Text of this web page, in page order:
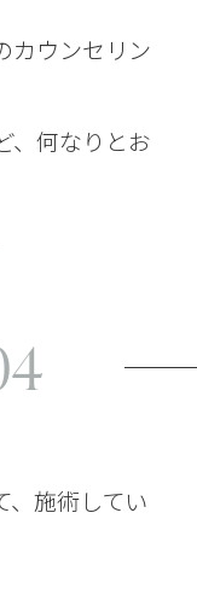
カウンセリン
、何なりとお
、施術してい